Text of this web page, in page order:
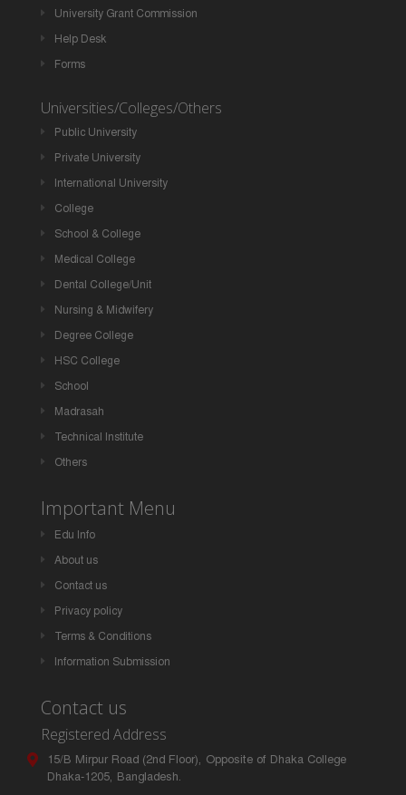
University Grant Commission
Help Desk
Forms
Universities/Colleges/Others
Public University
Private University
International University
College
School & College
Medical College
Dental College/Unit
Nursing & Midwifery
Degree College
HSC College
School
Madrasah
Technical Institute
Others
Important Menu
Edu Info
About us
Contact us
Privacy policy
Terms & Conditions
Information Submission
Contact us
Registered Address
15/B Mirpur Road (2nd Floor), Opposite of Dhaka College
Dhaka-1205, Bangladesh.